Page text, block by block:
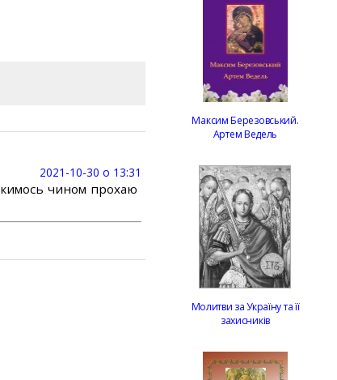
2021-10-30 о 13:31
чином прохаю
Максим Березовський.
Артем Ведель
Молитви за Україну та її
захисників